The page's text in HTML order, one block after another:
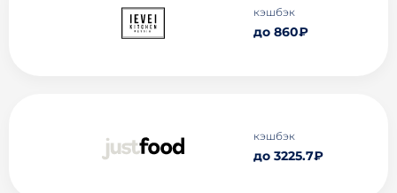
кэшбэк
до 860₽
кэшбэк
до 3225.7₽